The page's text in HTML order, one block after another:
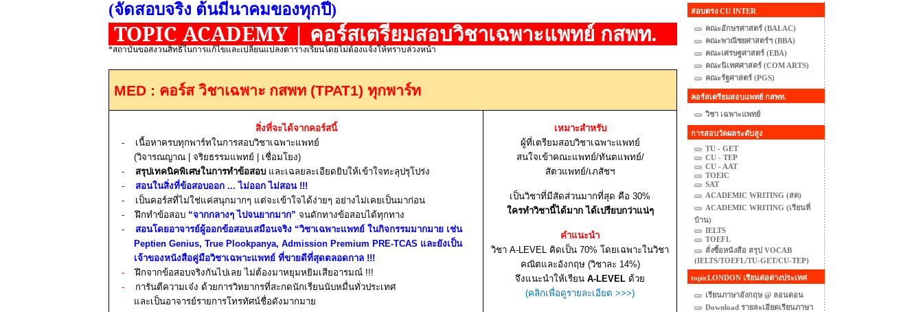
(จัดสอบจริง ต้นมีนาคมของทุกปี)
TOPIC ACADEMY | คอร์สเตรียมสอบวิชาเฉพาะแพทย์ กสพท.
*สถาบันขอสงวนสิทธิ์ในการแก้ไขและเปลี่ยนแปลงตารางเรียนโดยไม่ต้องแจ้งให้ทราบล่วงหน้า
MED : คอร์ส วิชาเฉพาะ กสพท (TPAT1) ทุกพาร์ท
สิ่งที่จะได้จากคอร์สนี้
-
เนื้อหาครบทุกพาร์ทในการสอบวิชาเฉพาะแพทย์
(วิจารณญาณ
จริยธรรมแพทย์
เชื่อมโยง)
-
สรุปเทคนิคพิเศษในการทำข้อสอบและเฉลยละเอียดยิบให้เข้าใจทะลุปรุโปร่ง
-
สอนในสิ่งที่ข้อสอบออก ... ไม่ออก ไม่สอน !!!
-
เป็นคอร์สที่ไม่ใช่แค่สนุกมากๆ แต่จะเข้าใจได้ง่ายๆ อย่างไม่เคยเป็นมาก่อน
-
ฝึกทำข้อสอบ “จากกลางๆ ไปจนยากมาก” จนดักทางข้อสอบได้ทุกทาง
-
สอนโดยอาจารย์ผู้ออกข้อสอบเสมือนจริง “วิชาเฉพาะแพทย์ ในกิจกรรมมากมาย เช่น
Peptien Genius, True Plookpanya, Admission Premium PRE-TCAS และยังเป็น
เจ้าของหนังสือคู่มือวิชาเฉพาะแพทย์ ที่ขายดีที่สุดตลอดกาล !!!
-
ฝึกจากข้อสอบจริงกันไปเลย ไม่ต้องมาหยุมหยิมเสียอารมณ์ !!!
-
การันตีความเจ๋ง ด้วยการวิทยากรที่สะกดนักเรียนนับหมื่นทั่วประเทศ
และเป็นอาจารย์รายการโทรทัศน์ชื่อดังมากมาย
เหมาะสำหรับ
ผู้ที่เตรียมสอบวิชาเฉพาะแพทย์
สนใจเข้าคณะแพทย์/ทันตแพทย์/
สัตวแพทย์/เภสัชฯ
เป็นวิชาที่มีสัดส่วนมากที่สุด คือ 30%
ใครทำวิชานี้ได้มาก ได้เปรียบกว่าแน่ๆ
คำแนะนำ
วิชา A-LEVEL คิดเป็น 70% โดยเฉพาะในวิชา
คณิตและอังกฤษ (วิชาละ 14%)
จึงแนะนำให้เรียน A-LEVEL ด้วย
(คลิกเพื่อดูรายละเอียด >>>)
สอบตรง CU INTER
คณะอักษรศาสตร์ (BALAC)
คณะพาณิชยศาสตร์ฯ (BBA)
คณะเศรษฐศาสตร์ (EBA)
คณะนิเทศศาสตร์ (COM ARTS)
คณะรัฐศาสตร์ (PGS)
คอร์สเตรียมสอบแพทย์ กสพท.
วิชา เฉพาะแพทย์
การสอบวัดผลระดับสูง
TU - GET
CU - TEP
CU - AAT
TOEIC
SAT
ACADEMIC WRITING (สด)
ACADEMIC WRITING (เรียนที่
บ้าน)
IELTS
TOEFL
สั่งซื้อหนังสือ สรุป VOCAB
(IELTS/TOEFL/TU-GET/CU-TEP)
topicLONDON เรียนต่อต่างประเทศ
เรียนภาษาอังกฤษ @ ลอนดอน
Download รายละเอียดเรียนภาษา